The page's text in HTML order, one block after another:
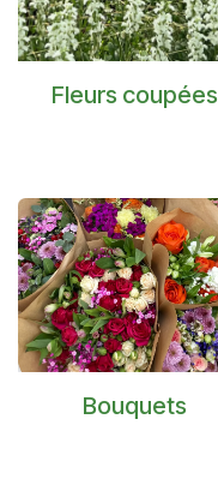
Fleurs coupées
Bouquets